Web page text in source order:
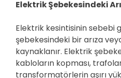
Elektrik Şebekesindeki
Elektrik kesintisinin sebebi
şebekesindeki bir arıza
kaynaklanır. Elektrik
kabloların kopması,
transformatörlerin aşırı